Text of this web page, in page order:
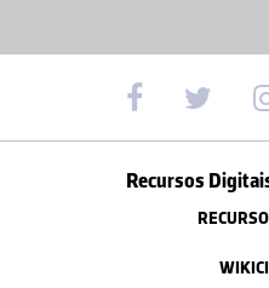
Recursos